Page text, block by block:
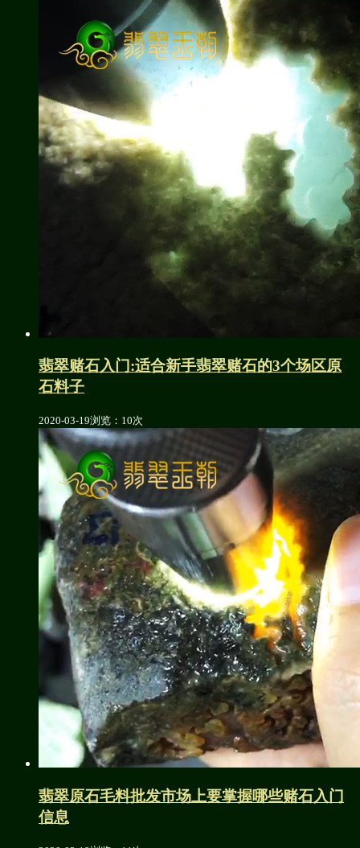
翡翠赌石入门:适合新手翡翠赌石的3个场区原
石料子
2020-03-19浏览：10次
翡翠原石毛料批发市场上要掌握哪些赌石入门
信息